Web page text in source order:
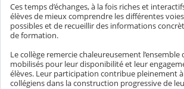
Ces temps d’échanges, à la fois riches et
élèves de mieux comprendre les différentes
possibles et de recueillir des informations
de formation.
Le collège remercie chaleureusement
mobilisés pour leur disponibilité et leur
élèves. Leur participation contribue pleinement
collégiens dans la construction progressive de